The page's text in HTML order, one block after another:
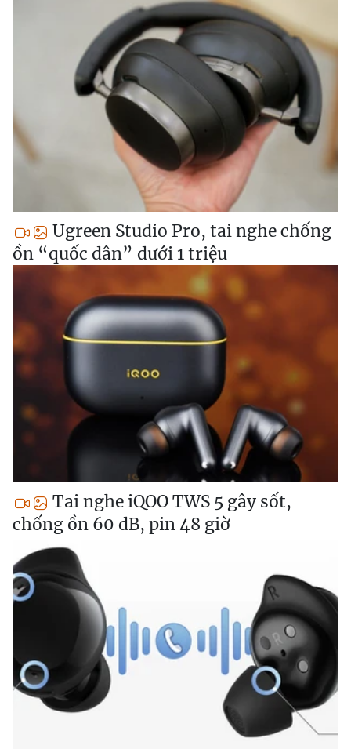
Ugreen Studio Pro, tai nghe chống
ồn “quốc dân” dưới 1 triệu
Tai nghe iQOO TWS 5 gây sốt,
chống ồn 60 dB, pin 48 giờ